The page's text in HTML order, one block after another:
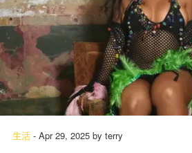
生活 - Apr 29, 2025 by terry